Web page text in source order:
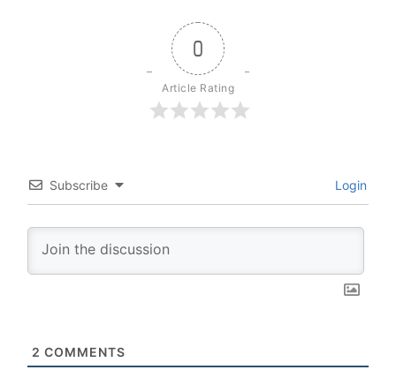
0
Article Rating
Subscribe Login
2 COMMENTS